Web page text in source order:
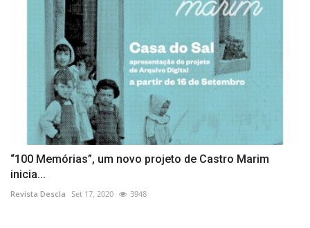
“100 Memórias”, um novo projeto de Castro Marim
inicia...
Revista Descla Set 17, 2020 3948